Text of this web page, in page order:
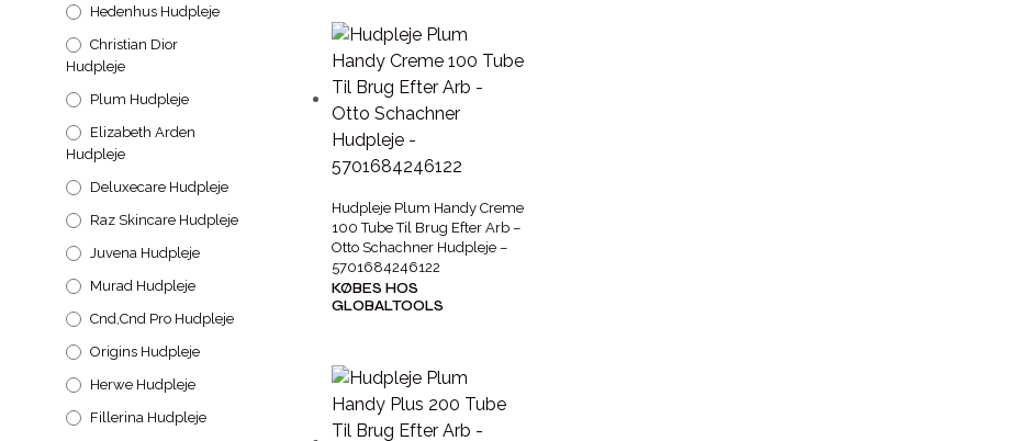
Hedenhus Hudpleje
Christian Dior
Hudpleje
Plum Hudpleje
Elizabeth Arden
Hudpleje
Deluxecare Hudpleje
Raz Skincare Hudpleje
Juvena Hudpleje
Murad Hudpleje
Cnd,cnd Pro Hudpleje
Origins Hudpleje
Herwe Hudpleje
Fillerina Hudpleje
Hudpleje Plum Handy Creme
100 Tube Til Brug Efter Arb –
Otto Schachner Hudpleje –
5701684246122
KØBES HOS
GLOBALTOOLS